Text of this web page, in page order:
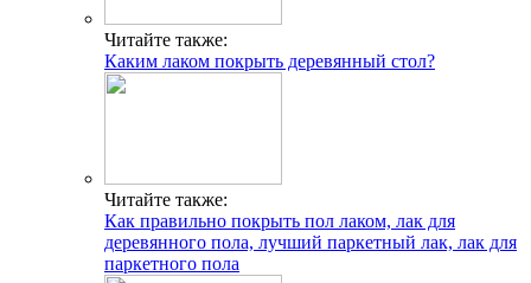
Читайте также:
Каким лаком покрыть деревянный стол?
Читайте также:
Как правильно покрыть пол лаком, лак для
деревянного пола, лучший паркетный лак, лак для
паркетного пола